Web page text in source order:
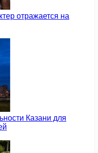
отражается на
Казани для